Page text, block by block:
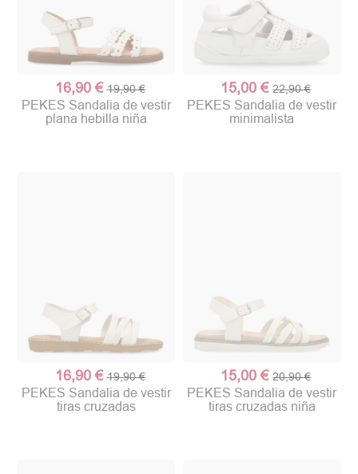
16,90 € 19,90 €
PEKES Sandalia de vestir
plana hebilla niña
15,00 € 22,90 €
PEKES Sandalia de vestir
minimalista
16,90 € 19,90 €
PEKES Sandalia de vestir
tiras cruzadas
15,00 € 20,90 €
PEKES Sandalia de vestir
tiras cruzadas niña